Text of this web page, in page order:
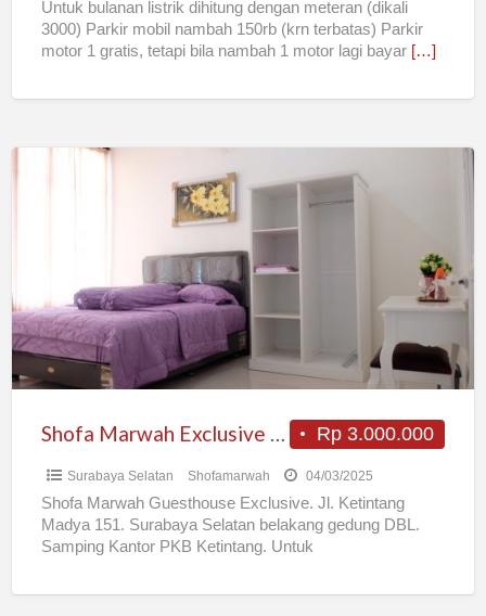
Untuk bulanan listrik dihitung dengan meteran (dikali
3000) Parkir mobil nambah 150rb (krn terbatas) Parkir
motor 1 gratis, tetapi bila nambah 1 motor lagi bayar […]
Selatan
Rp 3.000.000
Surabaya Selatan Shofamarwah 04/03/2025
Shofa Marwah Guesthouse Exclusive. Jl. Ketintang
Madya 151. Surabaya Selatan belakang gedung DBL.
Samping Kantor PKB Ketintang. Untuk